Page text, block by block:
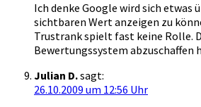
Ich denke Google wird sich etwas
sichtbaren Wert anzeigen zu
Trustrank spielt fast keine Rolle.
Bewertungssystem abzuschaffen
Julian D.sagt:
26.10.2009 um 12:56 Uhr